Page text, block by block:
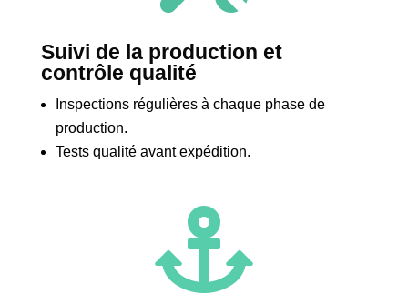
Suivi de la production et
contrôle qualité
Inspections régulières à chaque phase de
production.
Tests qualité avant expédition.
